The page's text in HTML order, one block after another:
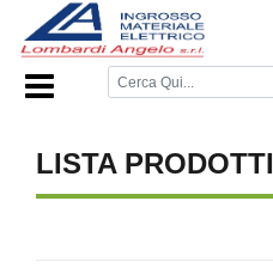
Home Page//
LISTA PRODOTTI